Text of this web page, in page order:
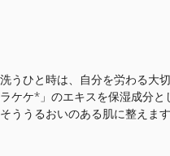
うひと時は、自分を労わる大切
ケケ*」のエキスを保湿成分と
ううるおいのある肌に整えます